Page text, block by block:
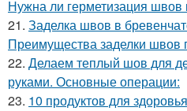
Нужна ли герметизация швов
21. Заделка швов в
Преимущества заделки швов
22. Делаем теплый шов для
руками. Основные операции:
23. 10 продуктов для